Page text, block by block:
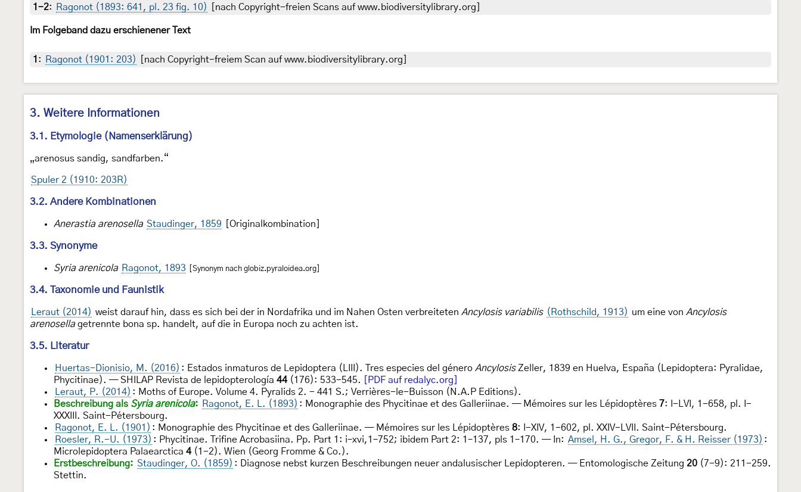
1-2: Ragonot (1893: 641, pl. 23 fig. 10) [nach Copyright-freien Scans auf www.biodiversitylibrary.org]
Im Folgeband dazu erschienener Text
1 : Ragonot (1901: 203) [nach Copyright-freiem Scan auf www.biodiversitylibrary.org]
3. Weitere Informationen
3.1. Etymologie (Namenserklärung)
„arenosus sandig, sandfarben.“
Spuler 2 (1910: 203R)
3.2. Andere Kombinationen
Anerastia arenosella Staudinger, 1859 [Originalkombination]
3.3. Synonyme
Syria arenicola Ragonot, 1893 [Synonym nach globiz.pyraloidea.org]
3.4. Taxonomie und Faunistik
Leraut (2014) weist darauf hin, dass es sich bei der in Nordafrika und im Nahen Osten verbreiteten Ancylosis variabilis (Rothschild, 1913) um eine von Ancylosis
arenosellagetrennte bona sp. handelt, auf die in Europa noch zu achten ist.
3.5. Literatur
Huertas-Dionisio, M. (2016) : Estados inmaturos de Lepidoptera (LIII). Tres especies del género AncylosisZeller, 1839 en Huelva, España (Lepidoptera: Pyralidae,
Phycitinae). — SHILAP Revista de lepidopterología 44(176): 533-545.
[PDF auf redalyc.org]
Leraut, P. (2014) : Moths of Europe. Volume 4. Pyralids 2. - 441 S.; Verrières-le-Buisson (N.A.P Editions).
Beschreibung als Syria arenicola: Ragonot, E. L. (1893) : Monographie des Phycitinae et des Galleriinae. — Mémoires sur les Lépidoptères 7: I-LVI, 1-658, pl. I-
XXXIII. Saint-Pétersbourg.
Ragonot, E. L. (1901) : Monographie des Phycitinae et des Galleriinae. — Mémoires sur les Lépidoptères 8: I-XIV, 1-602, pl. XXIV-LVII. Saint-Pétersbourg.
Roesler, R.-U. (1973) : Phycitinae. Trifine Acrobasiina. Pp. Part 1: i–xvi,1–752; ibidem Part 2: 1–137, pls 1–170. — In: Amsel, H. G., Gregor, F. & H. Reisser (1973) :
Microlepidoptera Palaearctica 4(1-2). Wien (Georg Fromme & Co.).
Erstbeschreibung: Staudinger, O. (1859) : Diagnose nebst kurzen Beschreibungen neuer andalusischer Lepidopteren. — Entomologische Zeitung 20 (7-9): 211-259.
Stettin.